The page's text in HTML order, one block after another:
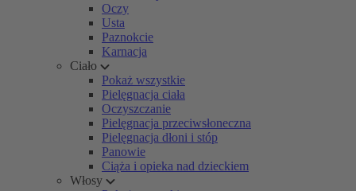
Oczy
Usta
Paznokcie
Karnacja
Ciało
Pokaż wszystkie
Pielęgnacja ciała
Oczyszczanie
Pielęgnacja przeciwsłoneczna
Pielęgnacja dłoni i stóp
Panowie
Ciąża i opieka nad dzieckiem
Włosy